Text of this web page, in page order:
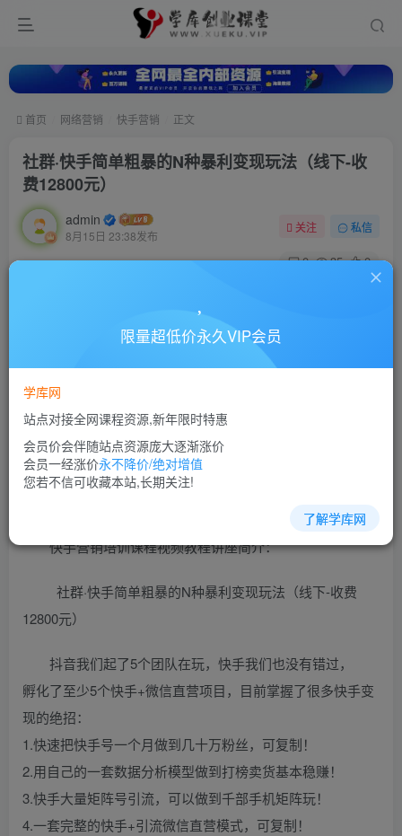
首页 网络营销 快手营销 正文
社群·快手简单粗暴的N种暴利变现玩法（线下-收
费12800元）
admin
8月15日 23:38发布
关注 私信
0 35 0
此内容为付费资源，请付费后查看
10
立即购买
您当前未登录！建议登陆后购买，可保存购买订单
快手营销培训课程视频教程讲座简介：
社群·快手简单粗暴的N种暴利变现玩法（线下-收费
12800元）
抖音我们起了5个团队在玩，快手我们也没有错过，
孵化了至少5个快手+微信直营项目，目前掌握了很多快手变
现的绝招：
1.快速把快手号一个月做到几十万粉丝，可复制！
2.用自己的一套数据分析模型做到打榜卖货基本稳赚！
3.快手大量矩阵号引流，可以做到千部手机矩阵玩！
4.一套完整的快手+引流微信直营模式，可复制！
限量超低价永久VIP会员
学库网
站点对接全网课程资源,新年限时特惠
会员价会伴随站点资源庞大逐渐涨价
会员一经涨价永不降价/绝对增值
您若不信可收藏本站,长期关注!
了解学库网